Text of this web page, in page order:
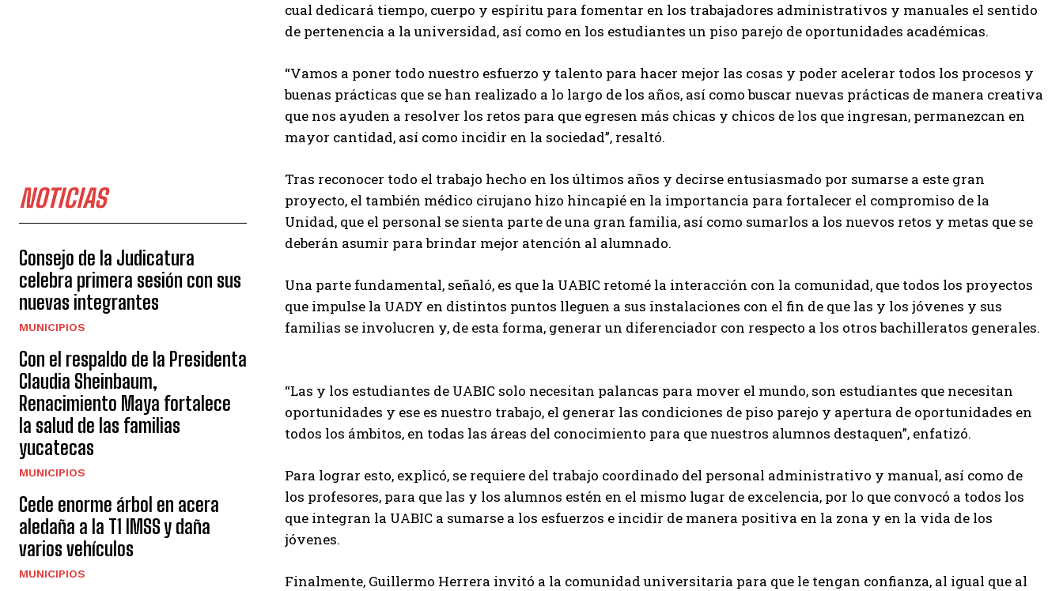
NOTICIAS
Consejo de la Judicatura
celebra primera sesión con sus
nuevas integrantes
MUNICIPIOS
Con el respaldo de la Presidenta
Claudia Sheinbaum,
Renacimiento Maya fortalece
la salud de las familias
yucatecas
MUNICIPIOS
Cede enorme árbol en acera
aledaña a la T1 IMSS y daña
varios vehículos
MUNICIPIOS
cual dedicará tiempo, cuerpo y espíritu para fomentar en los trabajadores administrativos y manuales el sentido
de pertenencia a la universidad, así como en los estudiantes un piso parejo de oportunidades académicas.
“Vamos a poner todo nuestro esfuerzo y talento para hacer mejor las cosas y poder acelerar todos los procesos y
buenas prácticas que se han realizado a lo largo de los años, así como buscar nuevas prácticas de manera creativa
que nos ayuden a resolver los retos para que egresen más chicas y chicos de los que ingresan, permanezcan en
mayor cantidad, así como incidir en la sociedad”, resaltó.
Tras reconocer todo el trabajo hecho en los últimos años y decirse entusiasmado por sumarse a este gran
proyecto, el también médico cirujano hizo hincapié en la importancia para fortalecer el compromiso de la
Unidad, que el personal se sienta parte de una gran familia, así como sumarlos a los nuevos retos y metas que se
deberán asumir para brindar mejor atención al alumnado.
Una parte fundamental, señaló, es que la UABIC retomé la interacción con la comunidad, que todos los proyectos
que impulse la UADY en distintos puntos lleguen a sus instalaciones con el fin de que las y los jóvenes y sus
familias se involucren y, de esta forma, generar un diferenciador con respecto a los otros bachilleratos generales.
“Las y los estudiantes de UABIC solo necesitan palancas para mover el mundo, son estudiantes que necesitan
oportunidades y ese es nuestro trabajo, el generar las condiciones de piso parejo y apertura de oportunidades en
todos los ámbitos, en todas las áreas del conocimiento para que nuestros alumnos destaquen”, enfatizó.
Para lograr esto, explicó, se requiere del trabajo coordinado del personal administrativo y manual, así como de
los profesores, para que las y los alumnos estén en el mismo lugar de excelencia, por lo que convocó a todos los
que integran la UABIC a sumarse a los esfuerzos e incidir de manera positiva en la zona y en la vida de los
jóvenes.
Finalmente, Guillermo Herrera invitó a la comunidad universitaria para que le tengan confianza, al igual que al